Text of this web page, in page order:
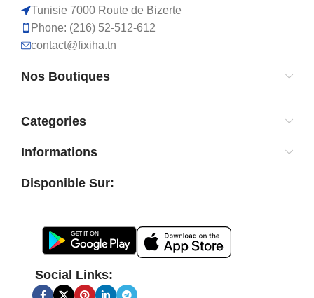
Tunisie 7000 Route de Bizerte
Phone: (216) 52-512-612
contact@fixiha.tn
Nos Boutiques
Categories
Informations
Disponible Sur:
Social Links: